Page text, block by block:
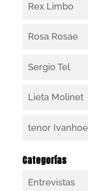
Rex Limbo
Rosa Rosae
Sergio Tel
Lieta Molinet
tenor Ivanhoe
Categorías
Entrevistas